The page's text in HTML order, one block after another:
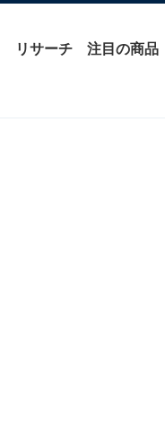
リサーチ 注目の商品